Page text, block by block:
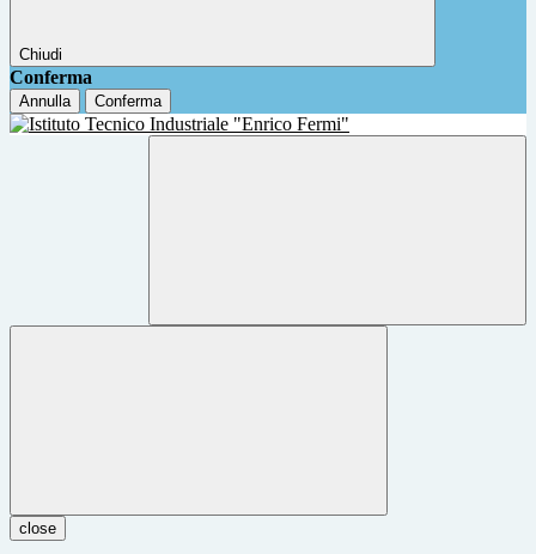
Chiudi
Conferma
Annulla Conferma
close